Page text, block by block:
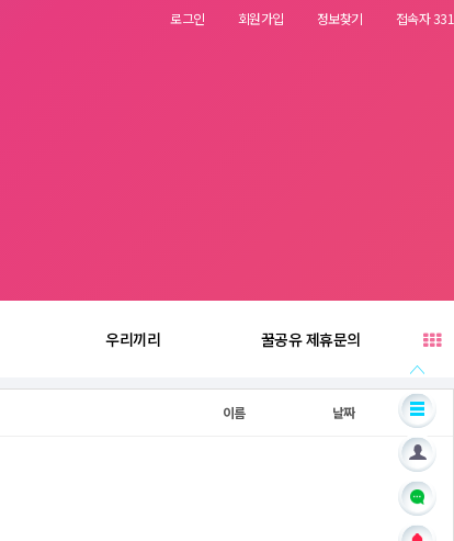
로그인 회원가입 정보찾기 접속자 331
우리끼리 꿀공유 제휴문의
이름 날짜 조회